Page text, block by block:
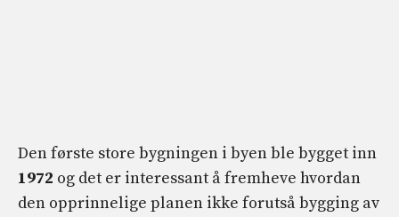
Den første store bygningen i byen ble bygget inn
1972 og det er interessant å fremheve hvordan
den opprinnelige planen ikke forutså bygging av